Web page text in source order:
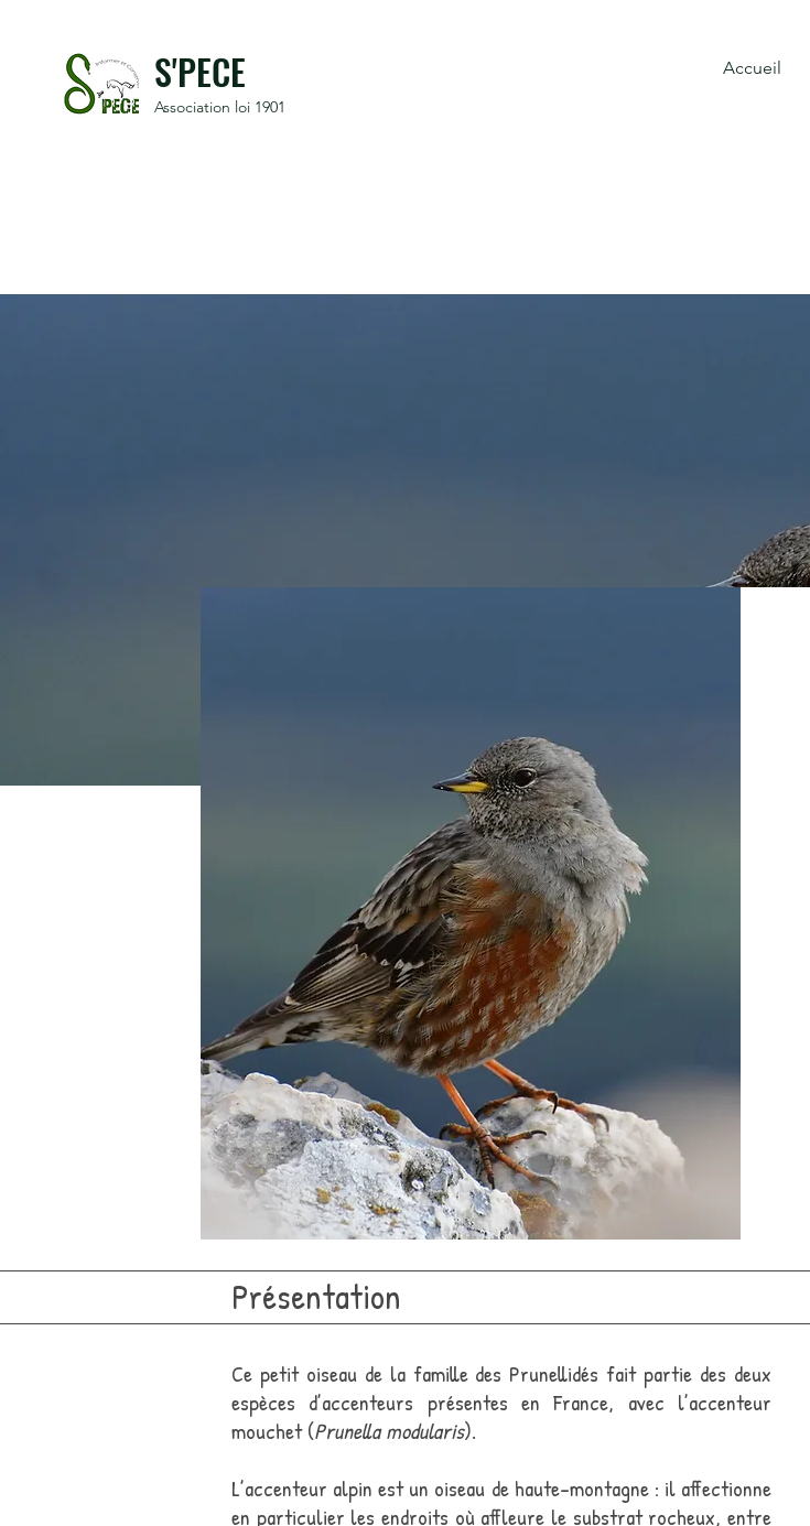
S'PECE
Association loi 1901
Accueil
Présentation
Ce petit oiseau de la famille des Prunellidés fait partie des deux
espèces d’accenteurs présentes en France, avec l’accenteur
mouchet (Prunella modularis).
L’accenteur alpin est un oiseau de haute-montagne : il affectionne
en particulier les endroits où affleure le substrat rocheux, entre